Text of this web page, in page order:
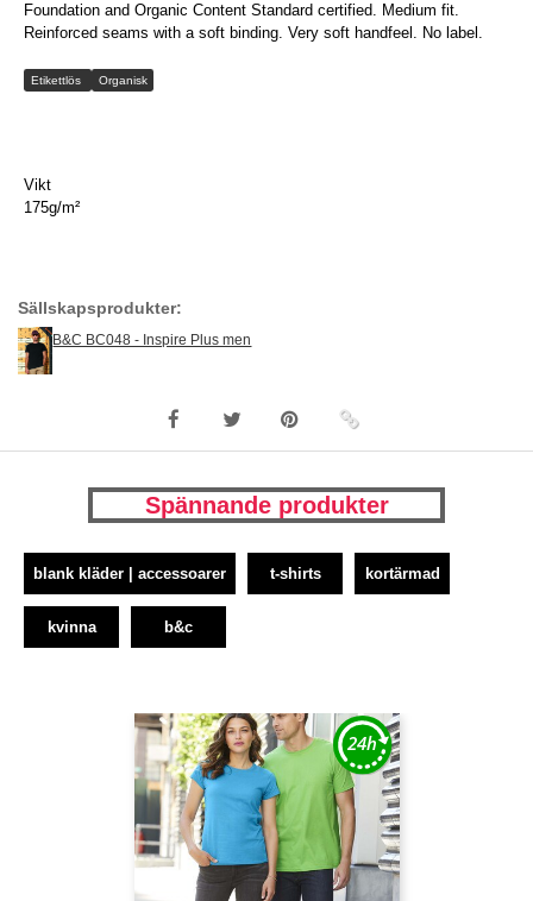
Foundation and Organic Content Standard certified. Medium fit.
Reinforced seams with a soft binding. Very soft handfeel. No label.
Etikettlös Organisk
Vikt
175g/m²
Sällskapsprodukter:
B&C BC048 - Inspire Plus men
Spännande produkter
blank kläder | accessoarer t-shirts kortärmad
kvinna b&c